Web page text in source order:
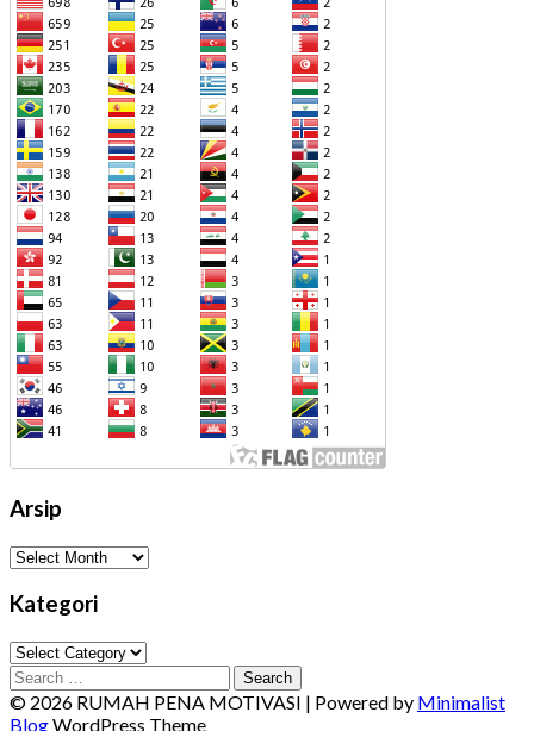
Arsip
Arsip
Kategori
Kategori
Search
for:
© 2026 RUMAH PENA MOTIVASI | Powered by Minimalist
BlogWordPress Theme